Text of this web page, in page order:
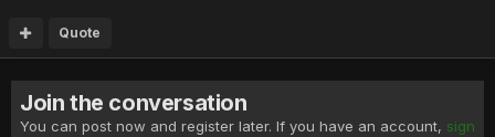
Quote
Join the conversation
You can post now and register later. If you have an account, sign